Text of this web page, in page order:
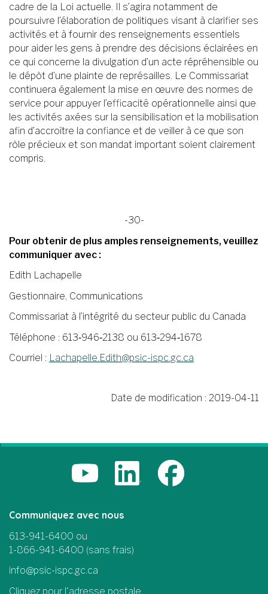
cadre de la Loi actuelle. Il s’agira notamment de
poursuivre l’élaboration de politiques visant à clarifier ses
activités et à fournir des renseignements essentiels
pour aider les gens à prendre des décisions éclairées en
ce qui concerne la divulgation d’un acte répréhensible ou
le dépôt d’une plainte de représailles. Le Commissariat
continuera également la mise en œuvre des normes de
service pour appuyer l’efficacité opérationnelle ainsi que
les activités axées sur la sensibilisation et la mobilisation
afin d’accroître la confiance et de veiller à ce que son
rôle précieux et son mandat important soient clairement
compris.
-30-
Pour obtenir de plus amples renseignements, veuillez
communiquer avec :
Edith Lachapelle
Gestionnaire, Communications
Commissariat à l’intégrité du secteur public du Canada
Téléphone : 613‑946‑2138 ou 613‑294‑1678
Courriel : Lachapelle.Edith@psic-ispc.gc.ca
Date de modification : 2019-04-11
Communiquez avec nous
613-941-6400 ou
1-866-941-6400 (sans frais)
info@psic-ispc.gc.ca
Cliquez pour l'adresse postale